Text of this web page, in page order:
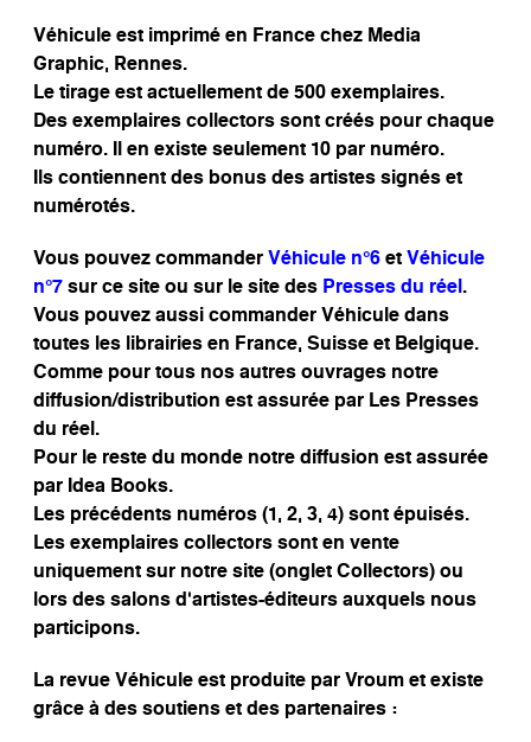
Véhicule est imprimé en France chez Media
Graphic, Rennes.
Le tirage est actuellement de 500 exemplaires.
Des exemplaires collectors sont créés pour chaque
numéro. Il en existe seulement 10 par numéro.
Ils contiennent des bonus des artistes signés et
numérotés.
Vous pouvez commanderVéhicule n°6etVéhicule
n°7sur ce site ou sur le site desPresses du réel.
Vous pouvez aussi commander Véhicule dans
toutes les librairies en France, Suisse et Belgique.
Comme pour tous nos autres ouvrages notre
diffusion/distribution est assurée par Les Presses
du réel.
Pour le reste du monde notre diffusion est assurée
par Idea Books.
Les précédents numéros (1, 2, 3, 4) sont épuisés.
Les exemplaires collectors sont en vente
uniquement sur notre site (onglet Collectors) ou
lors des salons d’artistes-éditeurs auxquels nous
participons.
La revue Véhicule est produite par Vroum et existe
grâce à des soutiens et des partenaires :